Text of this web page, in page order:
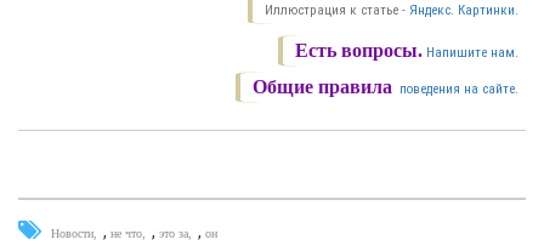
Иллюстрация к статье - Яндекс. Картинки.
Есть вопросы. Напишите нам.
Общие правила поведения на сайте.
Новости , не что , это за , он